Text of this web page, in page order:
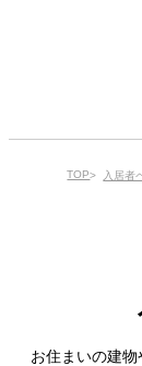
TOP 入居者
お住まいの建